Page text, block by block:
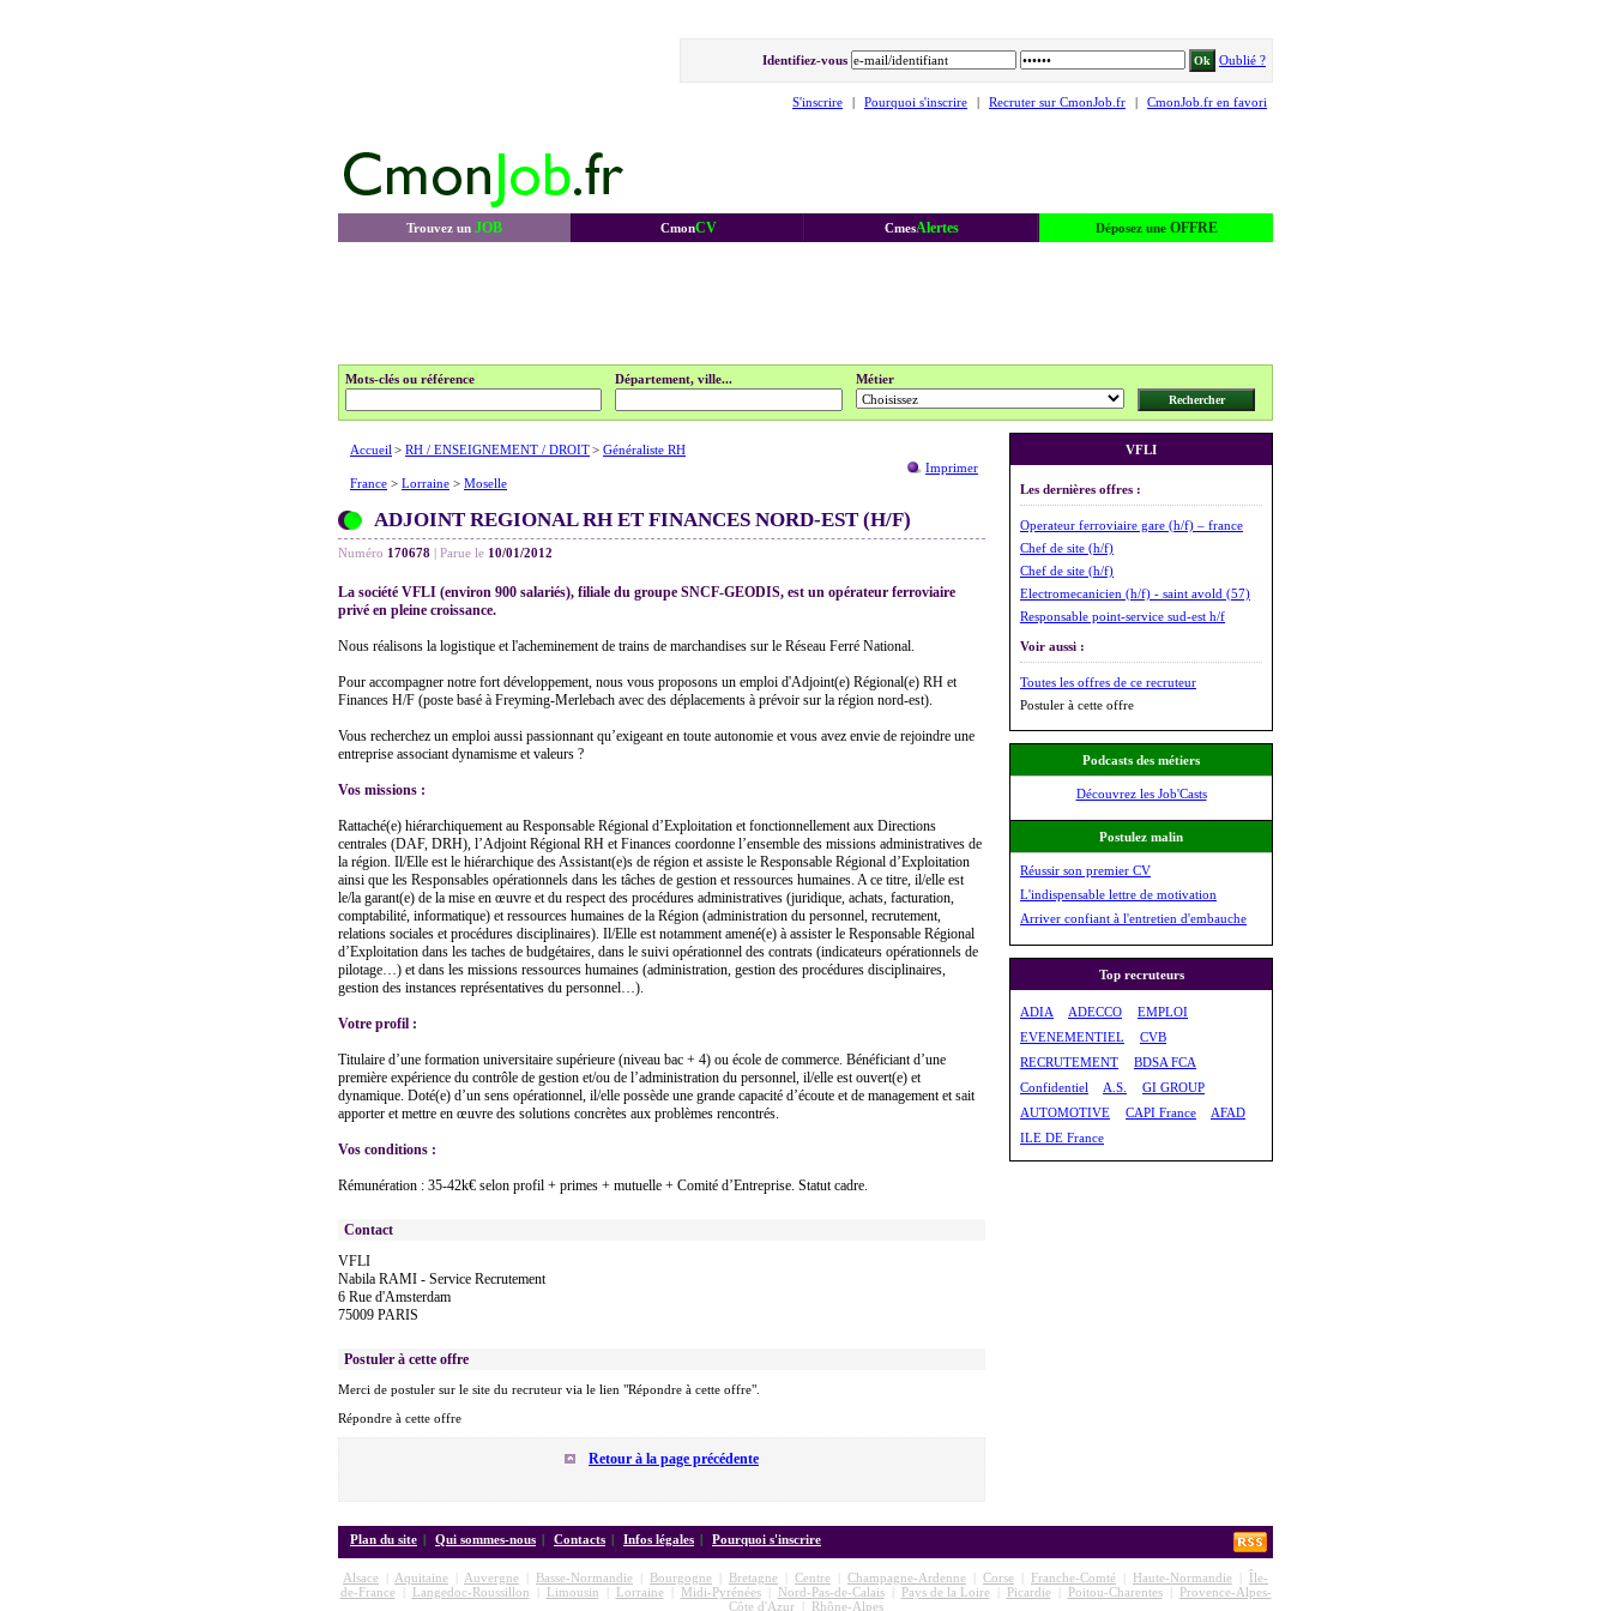
Identifiez-vous Oublié ?
S'inscrire | Pourquoi s'inscrire | Recruter sur CmonJob.fr | CmonJob.fr en favori
Trouvez un JOB CmonCV CmesAlertes Déposez une OFFRE
Mots-clés ou référence Département, ville... Métier
Imprimer
Accueil > RH / ENSEIGNEMENT / DROIT> Généraliste RH
France > Lorraine > Moselle
ADJOINT REGIONAL RH ET FINANCES NORD-EST (H/F)
Numéro 170678 | Parue le 10/01/2012
La société VFLI (environ 900 salariés), filiale du groupe SNCF-GEODIS, est un opérateur ferroviaire
privé en pleine croissance.
Nous réalisons la logistique et l'acheminement de trains de marchandises sur le Réseau Ferré National.
Pour accompagner notre fort développement, nous vous proposons un emploi d'Adjoint(e) Régional(e) RH et
Finances H/F (poste basé à Freyming-Merlebach avec des déplacements à prévoir sur la région nord-est).
Vous recherchez un emploi aussi passionnant qu’exigeant en toute autonomie et vous avez envie de rejoindre une
entreprise associant dynamisme et valeurs ?
Vos missions :
Rattaché(e) hiérarchiquement au Responsable Régional d’Exploitation et fonctionnellement aux Directions
centrales (DAF, DRH), l’Adjoint Régional RH et Finances coordonne l’ensemble des missions administratives de
la région. Il/Elle est le hiérarchique des Assistant(e)s de région et assiste le Responsable Régional d’Exploitation
ainsi que les Responsables opérationnels dans les tâches de gestion et ressources humaines. A ce titre, il/elle est
le/la garant(e) de la mise en œuvre et du respect des procédures administratives (juridique, achats, facturation,
comptabilité, informatique) et ressources humaines de la Région (administration du personnel, recrutement,
relations sociales et procédures disciplinaires). Il/Elle est notamment amené(e) à assister le Responsable Régional
d’Exploitation dans les taches de budgétaires, dans le suivi opérationnel des contrats (indicateurs opérationnels de
pilotage…) et dans les missions ressources humaines (administration, gestion des procédures disciplinaires,
gestion des instances représentatives du personnel…).
Votre profil :
Titulaire d’une formation universitaire supérieure (niveau bac + 4) ou école de commerce. Bénéficiant d’une
première expérience du contrôle de gestion et/ou de l’administration du personnel, il/elle est ouvert(e) et
dynamique. Doté(e) d’un sens opérationnel, il/elle possède une grande capacité d’écoute et de management et sait
apporter et mettre en œuvre des solutions concrètes aux problèmes rencontrés.
Vos conditions :
Rémunération : 35-42k€ selon profil + primes + mutuelle + Comité d’Entreprise. Statut cadre.
Contact
VFLI
Nabila RAMI - Service Recrutement
6 Rue d'Amsterdam
75009 PARIS
Postuler à cette offre
Merci de postuler sur le site du recruteur via le lien "Répondre à cette offre".
Répondre à cette offre
Retour à la page précédente
VFLI
Les dernières offres :
Operateur ferroviaire gare (h/f) – france
Chef de site (h/f)
Chef de site (h/f)
Electromecanicien (h/f) - saint avold (57)
Responsable point-service sud-est h/f
Voir aussi :
Toutes les offres de ce recruteur
Postuler à cette offre
Podcasts des métiers
Découvrez les Job'Casts
Postulez malin
Réussir son premier CV
L'indispensable lettre de motivation
Arriver confiant à l'entretien d'embauche
Top recruteurs
ADIA ADECCO
EMPLOI
EVENEMENTIEL
CVB
RECRUTEMENT
BDSA FCA
Confidentiel
A.S.
GI GROUP
AUTOMOTIVE
CAPI France
AFAD
ILE DE France
Plan du site | Qui sommes-nous | Contacts | Infos légales | Pourquoi s'inscrire
Alsace Aquitaine Auvergne Basse-Normandie Bourgogne Bretagne Centre Champagne-Ardenne Corse Franche-Comté Haute-Normandie
Île-
de-France| Langedoc-Roussillon Limousin Lorraine| Midi-Pyrénées| Nord-Pas-de-Calais| Pays de la Loire| Picardie| Poitou-Charentes|
Provence-Alpes-
Côte d'Azur| Rhône-Alpes